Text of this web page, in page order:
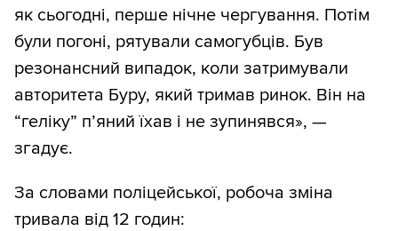
як сьогодні, перше нічне чергування. Потім
були погоні, рятували самогубців. Був
резонансний випадок, коли затримували
авторитета Буру, який тримав ринок. Він на
“геліку” п’яний їхав і не зупинявся», —
згадує.
За словами поліцейської, робоча зміна
тривала від 12 годин: